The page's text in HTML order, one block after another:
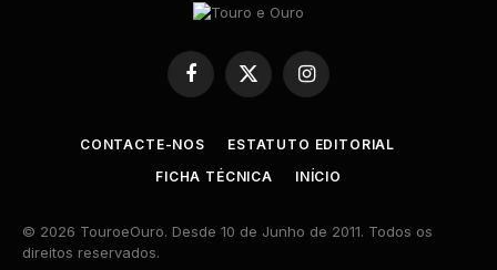
Facebook
X
Instagram
CONTACTE-NOS
ESTATUTO EDITORIAL
FICHA TÉCNICA
INÍCIO
© 2026 TouroeOuro. Desde 10 de Junho de 2011. Todos os
direitos reservados.